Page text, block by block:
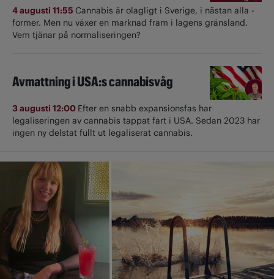
4 augusti 11:55 Cannabis är olagligt i ­Sverige, i nästan alla ­
former. Men nu växer en marknad fram i lagens gränsland.
Vem tjänar på normaliseringen?
Avmattning i USA:s cannabisvåg
3 augusti 12:00 Efter en snabb expansionsfas har
legaliseringen av cannabis tappat fart i USA. Sedan 2023 har
ingen ny delstat fullt ut ­legaliserat cannabis.